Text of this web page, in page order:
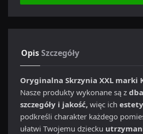
OpisSzczegóły
Oryginalna Skrzynia XXL marki
Nasze produkty wykonane są z
szczegóły i jakość, więc ich
podkreśli charakter każdego
ułatwi Twojemu dziecku